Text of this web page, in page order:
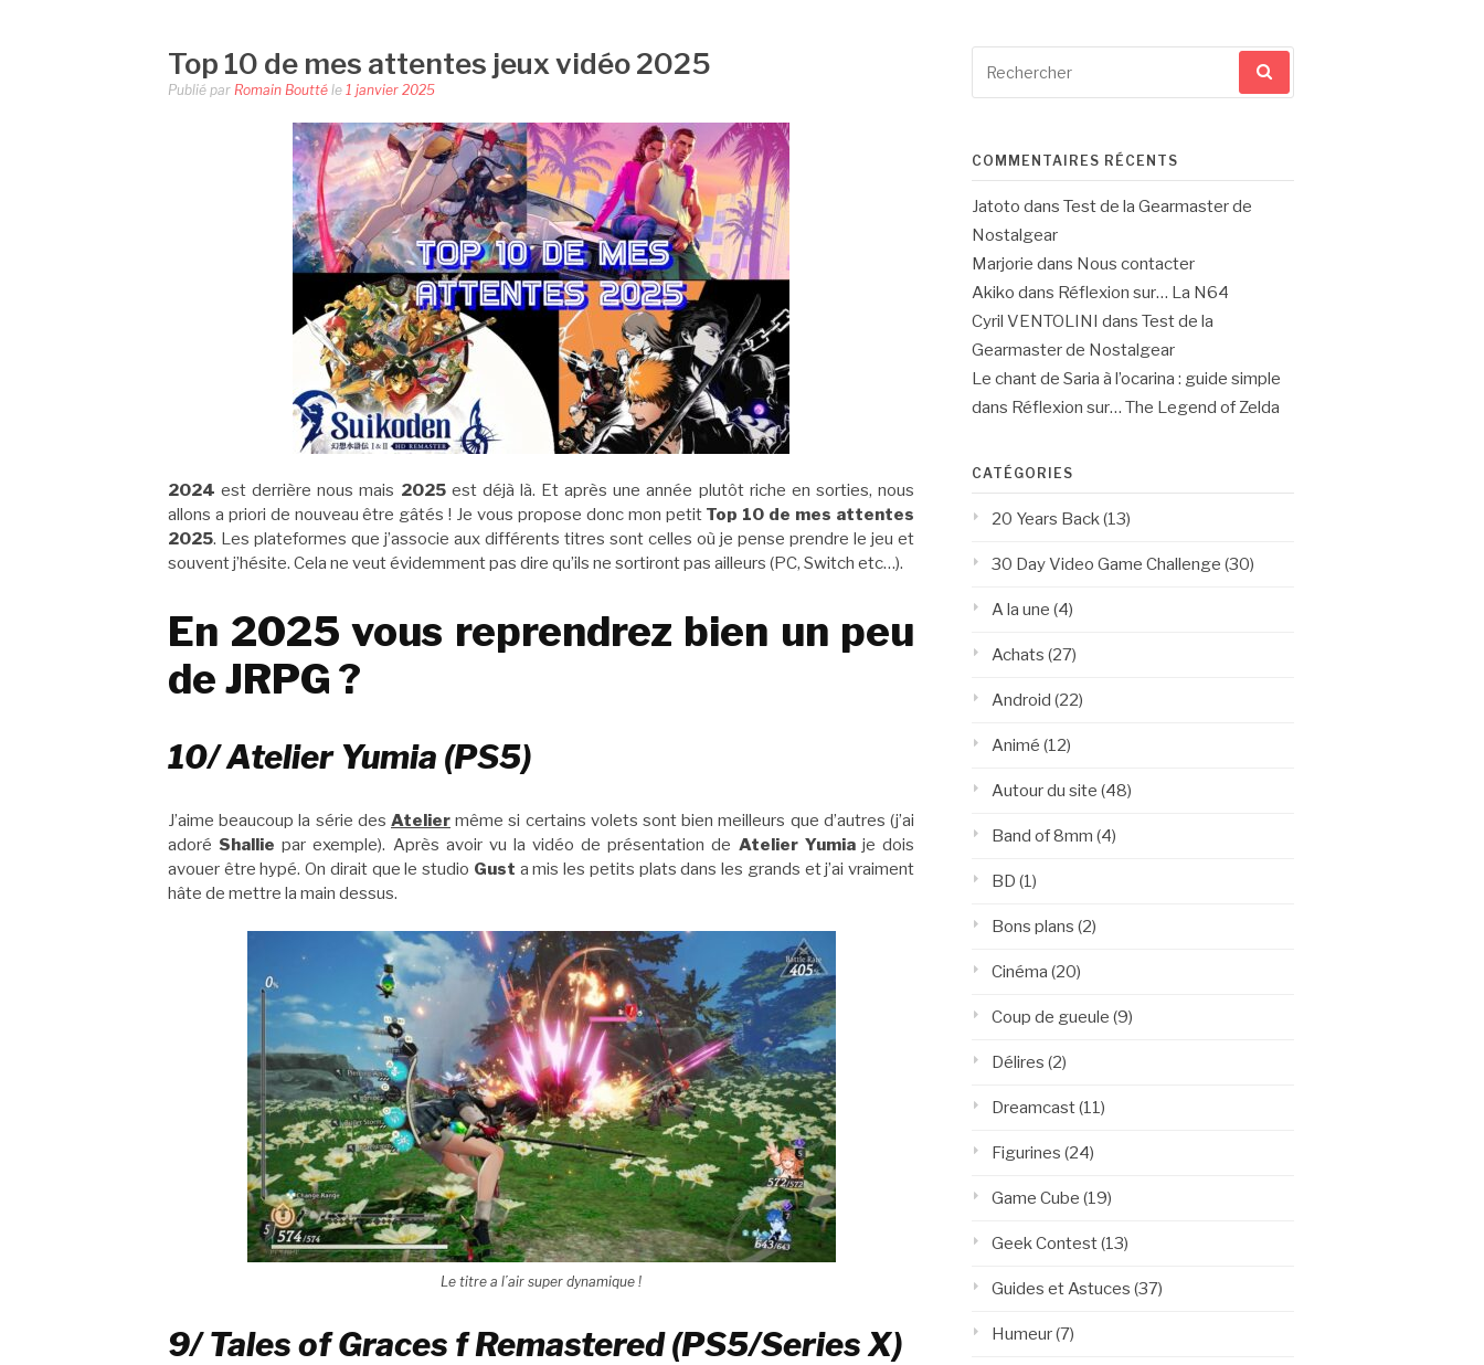
Top 10 de mes attentes jeux vidéo 2025
Publié par Romain Boutté le 1 janvier 2025
2024 est derrière nous mais 2025est déjà là. Et après une année plutôt riche en sorties, nous
allons a priori de nouveau être gâtés ! Je vous propose donc mon petit Top 10 de mes attentes
2025. Les plateformes que j’associe aux différents titres sont celles où je pense prendre le jeu et
souvent j’hésite. Cela ne veut évidemment pas dire qu’ils ne sortiront pas ailleurs (PC, Switch etc…).
En 2025 vous reprendrez bien un peu
de JRPG ?
10/ Atelier Yumia (PS5)
J’aime beaucoup la série des Atelier même si certains volets sont bien meilleurs que d’autres (j’ai
adoré Shallie par exemple). Après avoir vu la vidéo de présentation de Atelier Yumia je dois
avouer être hypé. On dirait que le studio Gust a mis les petits plats dans les grands et j’ai vraiment
hâte de mettre la main dessus.
Le titre a l’air super dynamique !
9/ Tales of Graces f Remastered (PS5/Series X)
pour
COMMENTAIRES RÉCENTS
Jatoto dans Test de la Gearmaster de
Nostalgear
Marjorie dans Nous contacter
Akiko dans Réflexion sur… La N64
Cyril VENTOLINI dans Test de la
Gearmaster de Nostalgear
Le chant de Saria à l’ocarina : guide simple
dans Réflexion sur… The Legend of Zelda
CATÉGORIES
20 Years Back (13)
30 Day Video Game Challenge (30)
A la une (4)
Achats (27)
Android (22)
Animé (12)
Autour du site (48)
Band of 8mm (4)
BD (1)
Bons plans (2)
Cinéma (20)
Coup de gueule (9)
Délires (2)
Dreamcast(11)
Figurines (24)
Game Cube (19)
Geek Contest(13)
Guides et Astuces (37)
Humeur(7)